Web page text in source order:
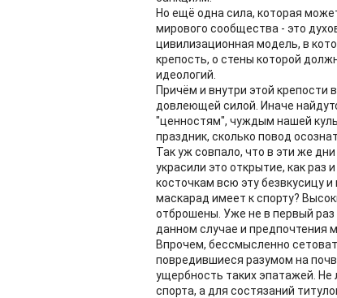
Но ещё одна сила, которая
мирового сообщества - это
цивилизационная модель, в
крепость, о стены которой
идеологий.
Причём и внутри этой
довлеющей силой. Иначе
"ценностям", чуждым нашей
праздник, сколько повод
Так уж совпало, что в эти же
украсили это открытие, как
косточкам всю эту безвкусицу
маскарад имеет к спорту?
отброшены. Уже не в первый
данном случае и предпочтения
Впрочем, бессмысленно
повредившиеся разумом на
ущербность таких эпатажей. Не
спорта, а для состязаний